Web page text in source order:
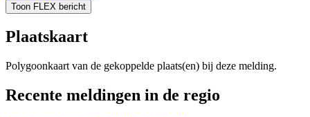
Toon FLEX bericht
Plaatskaart
Polygoonkaart van de gekoppelde plaats(en) bij deze melding.
Recente meldingen in de regio